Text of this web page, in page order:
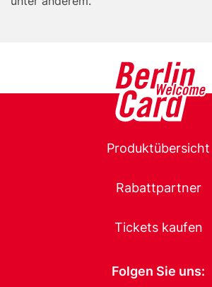
Main
Produktübersicht
Rabattpartner
Tickets kaufen
Folgen Sie uns: